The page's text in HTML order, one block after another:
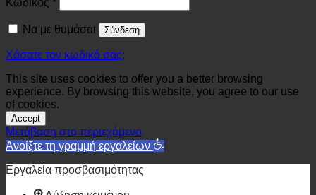
Να με θυμάσαι Σύνδεση
Χάσατε τον κωδικό σας;
This site uses cookies to offer you a better browsing
experience. By browsing this website, you agree to our use
of cookies.
Accept
Μετάβαση στο περιεχόμενο
Ανοίξτε τη γραμμή εργαλείων
Εργαλεία προσβασιμότητας